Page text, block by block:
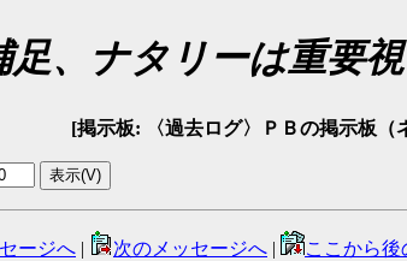
、ナタリーは重要
[掲示板: 〈過去ログ〉ＰＢの掲示板（
ージへ | 次のメッセージへ | ここから